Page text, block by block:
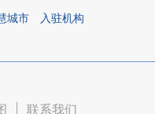
城市 入驻机构
联系我们